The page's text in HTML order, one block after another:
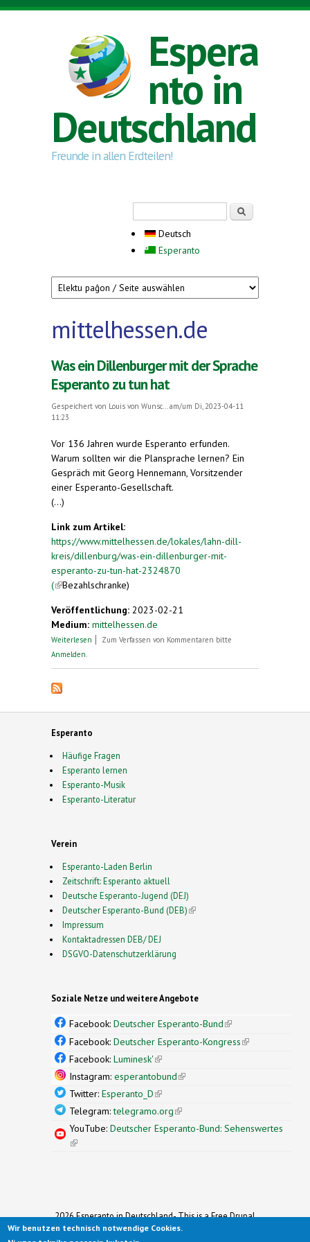
Direkt zum Inhalt
Espera
nto in
Deutschland
Freunde in allen Erdteilen!
Deutsch
Esperanto
mittelhessen.de
Was ein Dillenburger mit der Sprache
Esperanto zu tun hat
Gespeichert von Louis von Wunsc...
am/um Di, 2023-04-11
11:23
Vor 136 Jahren wurde Esperanto erfunden.
Warum sollten wir die Plansprache lernen? Ein
Gespräch mit Georg Hennemann, Vorsitzender
einer Esperanto-Gesellschaft.
(...)
Link zum Artikel:
https://www.mittelhessen.de/lokales/lahn-dill-
kreis/dillenburg/was-ein-dillenburger-mit-
esperanto-zu-tun-hat-2324870
((link is external)
Bezahlschranke)
Veröffentlichung: 2023-02-21
Medium: mittelhessen.de
Weiterlesen über Was ein Dillenburger mit der Sprache
Zum Verfassen von Kommentaren bitte
Anmelden
Esperanto
Häufige Fragen
Esperanto lernen
Esperanto-Musik
Esperanto-Literatur
Verein
Esperanto-Laden Berlin
Zeitschrift: Esperanto aktuell
Deutsche Esperanto-Jugend (DEJ)
Deutscher Esperanto-Bund (DEB)(link is external)
Impressum
Kontaktadressen DEB/ DEJ
DSGVO-Datenschutzerklärung
Soziale Netze und weitere Angebote
Facebook: Deutscher Esperanto-Bund(link is
external)
Facebook: Deutscher Esperanto-Kongress(link is
Facebook: Luminesk'(link is external)
Instagram: esperantobund(link is external)
Twitter: Esperanto_D(link is external)
Telegram:telegramo.org(link is external)
YouTube: Deutscher Esperanto-Bund: Sehenswertes
(link is external)
2026 Esperanto in Deutschland- This is a Free Drupal
Theme
Wir benutzen technisch notwendige Cookies.